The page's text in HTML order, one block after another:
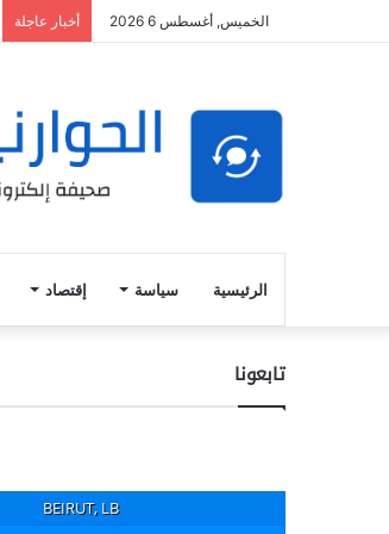
الخميس, أغسطس 6 2026 أخبار عاجلة
الرئيسية سياسة إقتصاد
تابعونا
BEIRUT, LB